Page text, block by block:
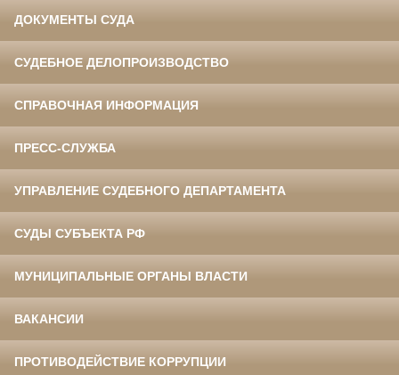
ДОКУМЕНТЫ СУДА
СУДЕБНОЕ ДЕЛОПРОИЗВОДСТВО
СПРАВОЧНАЯ ИНФОРМАЦИЯ
ПРЕСС-СЛУЖБА
УПРАВЛЕНИЕ СУДЕБНОГО ДЕПАРТАМЕНТА
СУДЫ СУБЪЕКТА РФ
МУНИЦИПАЛЬНЫЕ ОРГАНЫ ВЛАСТИ
ВАКАНСИИ
ПРОТИВОДЕЙСТВИЕ КОРРУПЦИИ